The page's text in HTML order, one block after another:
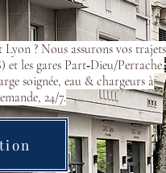
Lyon ? Nous assurons vos trajets
les gares Part‑Dieu/Perrache.
soignée, eau & chargeurs à
24/7.